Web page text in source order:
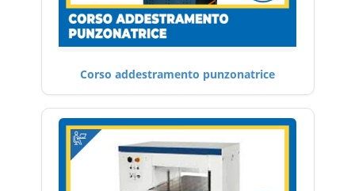
Corso addestramento punzonatrice